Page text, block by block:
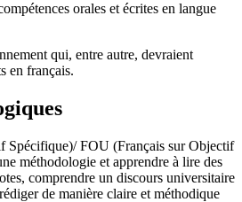
orales et écrites en langue
qui, entre autre, devraient
en français.
Spécifique)/ FOU (Français sur Objectif
méthodologie et apprendre à lire des
comprendre un discours universitaire
de manière claire et méthodique